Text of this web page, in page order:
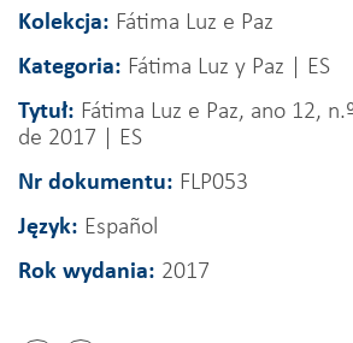
Kolekcja: Fátima Luz e Paz
Kategoria: Fátima Luz y Paz | ES
Tytuł: Fátima Luz e Paz, ano 12,
de 2017 | ES
Nr dokumentu: FLP053
Język: Español
Rok wydania: 2017